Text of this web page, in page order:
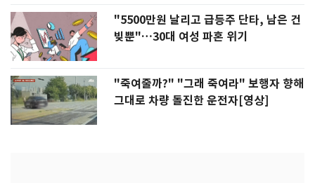
"5500만원 날리고 급등주 단타, 남은 건
빚뿐"…30대 여성 파혼 위기
"죽여줄까?" "그래 죽여라" 보행자 향해
그대로 차량 돌진한 운전자[영상]